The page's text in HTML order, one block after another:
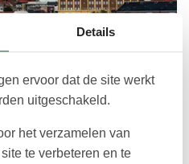
– Museum
tieners
F. is allesbehalve een
Details
ervoor dat de site werkt
uitgeschakeld.
het verzamelen van
te verbeteren en te